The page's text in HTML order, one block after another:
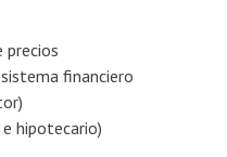
precios
financiero
hipotecario)